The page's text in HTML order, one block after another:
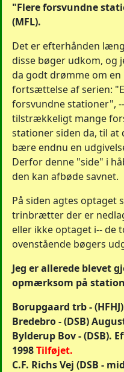
"Flere forsvundne
(MFL).
Det er efterhånden
disse bøger udkom, og
da godt drømme om en
fortsættelse af serien:
forsvundne stationer",
tilstrækkeligt mange
stationer siden da, til at
bære endnu en
Derfor denne "side" i
den kan afbøde savnet.
På siden agtes optaget
trinbrætter der er
eller ikke optaget i-- de
ovenstående bøgers
Jeg er allerede blevet
opmærksom på
Borupgaard trb -
Bredebro - (DSB)
Bylderup Bov - (DSB).
1998Tilføjet.
C.F. Richs Vej (DSB -